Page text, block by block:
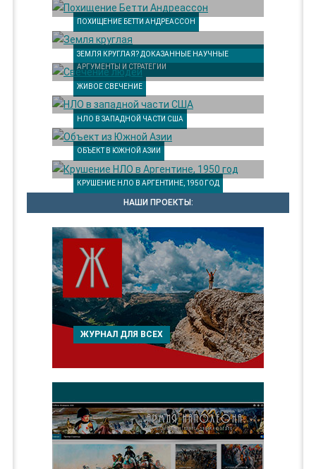
ПОХИЩЕНИЕ БЕТТИ АНДРЕАССОН
ЗЕМЛЯ КРУГЛАЯ? ДОКАЗАННЫЕ НАУЧНЫЕ
АРГУМЕНТЫ И СТРАТЕГИИ
ЖИВОЕ СВЕЧЕНИЕ
НЛО В ЗАПАДНОЙ ЧАСТИ США
ОБЪЕКТ В ЮЖНОЙ АЗИИ
КРУШЕНИЕ НЛО В АРГЕНТИНЕ, 1950 ГОД
НАШИ ПРОЕКТЫ:
ЖУРНАЛ ДЛЯ ВСЕХ